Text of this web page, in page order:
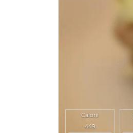
Calorii
449